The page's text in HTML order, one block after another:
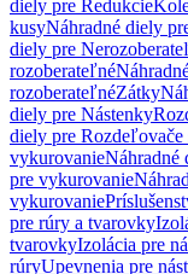
diely pre Redukcie
kusyNáhradné diely
diely pre
rozoberateľné
rozoberateľnéZátky
diely pre Nástenky
diely pre
vykurovanieNáhradné
pre vykurovanie
vykurovanie
pre rúry a tvarovky
tvarovkyIzolácia pre
rúryUpevnenia pre